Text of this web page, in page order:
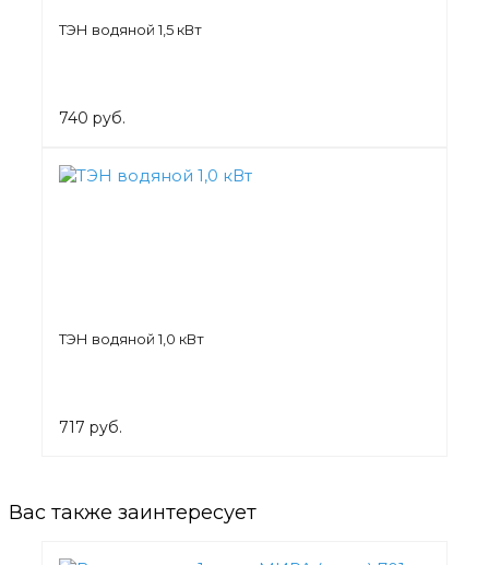
ТЭН водяной 1,5 кВт
740 руб.
ТЭН водяной 1,0 кВт
717 руб.
Вас также заинтересует